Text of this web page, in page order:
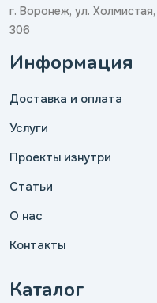
г. Воронеж, ул.
306
Информация
Доставка и оплата
Услуги
Проекты изнутри
Статьи
О нас
Контакты
Каталог